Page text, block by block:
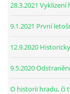
28.3.2021
9.1.2021 První
12.9.2020
9.5.2020
O historii hradu, či